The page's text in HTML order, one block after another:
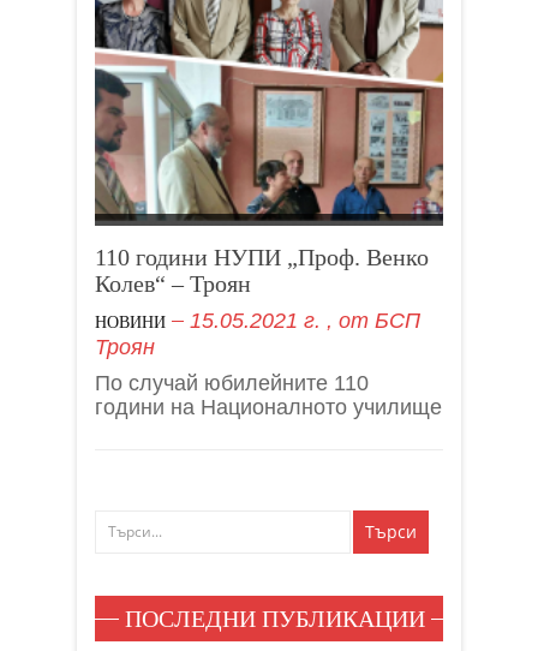
110 години НУПИ „Проф. Венко
Колев“ – Троян
НОВИНИ 15.05.2021 г. , от БСП
Троян
По случай юбилейните 110
години на Националното училище
ПОСЛЕДНИ ПУБЛИКАЦИИ